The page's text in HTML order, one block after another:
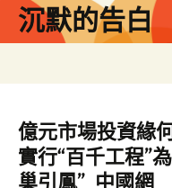
沉默的告白
億元市場投資緣
實行“百千工程”
巢引鳳”_中國網